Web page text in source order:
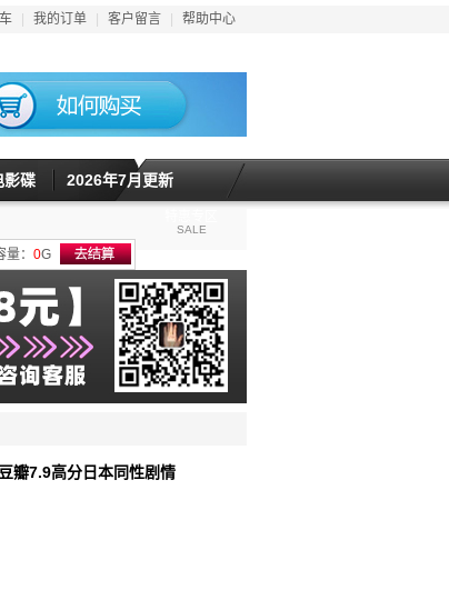
我的订单 客户留言 帮助中心
影碟 2026年7月更新
SALE
量： 0G
瓣7.9高分日本同性剧情